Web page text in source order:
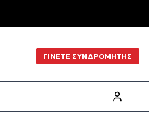
ΓΙΝΕΤΕ ΣΥΝΔΡΟΜΗΤΗΣ